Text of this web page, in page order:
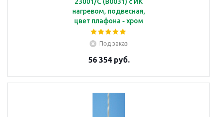
нагревом, подвесная,
цвет плафона - хром
Под заказ
56 354 руб.